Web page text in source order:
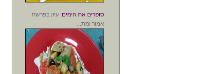
סופרים את הימים: עיון בפרשת
אמור ומת...